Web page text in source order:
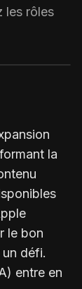
les rôles
la
le bon
défi.
entre en